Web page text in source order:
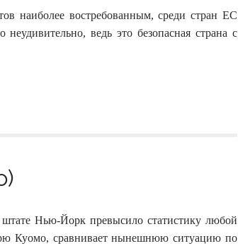
наиболее востребованным, среди стран ЕС
ведь это безопасная страна с
Нью-Йорк превысило статистику любой
Куомо, сравнивает нынешнюю ситуацию по